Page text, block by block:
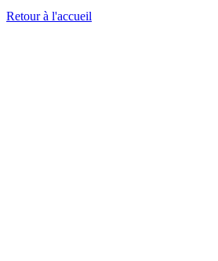
Retour à l'accueil